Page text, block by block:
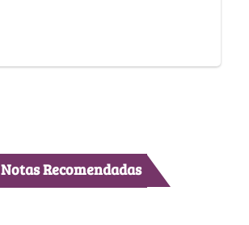
Notas Recomendadas